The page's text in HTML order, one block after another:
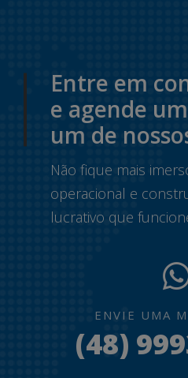
Entre em
e agende
um de
Não fique mais
operacional e
lucrativo que
ENVIE UMA
(48)